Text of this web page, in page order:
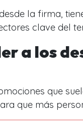
la firma,
clave del
a los
que
que más